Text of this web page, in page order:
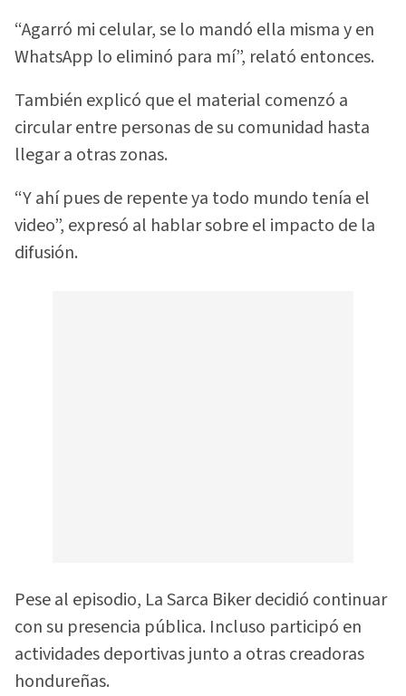
“Agarró mi celular, se lo mandó ella misma y en
WhatsApp lo eliminó para mí”, relató entonces.
También explicó que el material comenzó a
circular entre personas de su comunidad hasta
llegar a otras zonas.
“Y ahí pues de repente ya todo mundo tenía el
video”, expresó al hablar sobre el impacto de la
difusión.
Pese al episodio, La Sarca Biker decidió continuar
con su presencia pública. Incluso participó en
actividades deportivas junto a otras creadoras
hondureñas.